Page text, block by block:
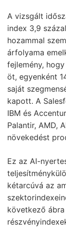
A vizsgált
index 3,9
hozammal
árfolyama
fejlemény,
öt, egyenként
saját
kapott. A
IBM és
Palantir, AMD,
növekedést
Ez az AI-
kétarcúvá az
következő